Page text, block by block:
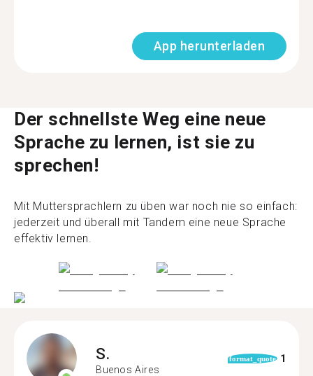
App herunterladen
Der schnellste Weg eine neue
Sprache zu lernen, ist sie zu
sprechen!
Mit Muttersprachlern zu üben war noch nie so einfach:
jederzeit und überall mit Tandem eine neue Sprache
effektiv lernen.
S.
Buenos Aires
format_quote 1